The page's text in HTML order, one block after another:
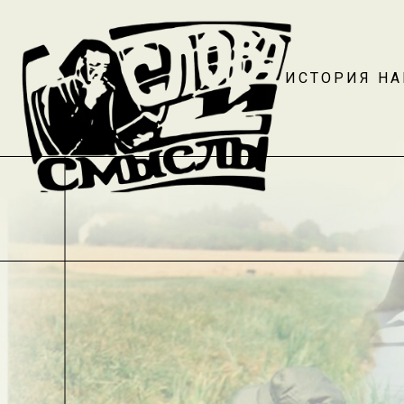
ИСТОРИЯ